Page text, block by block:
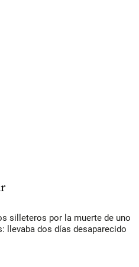
silleteros por la muerte de uno
llevaba dos días desaparecido